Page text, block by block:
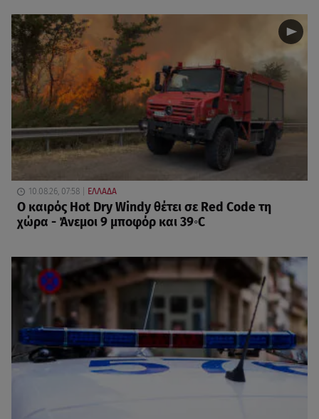
10.08.26, 07:58 ΕΛΛΑΔΑ
Ο καιρός Hot Dry Windy θέτει σε Red Code τη
χώρα - Άνεμοι 9 μποφόρ και 39◦C